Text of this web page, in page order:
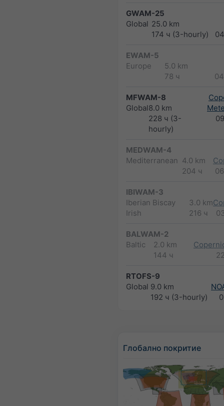
GWAM-25
Global 25.0 km
174 ч (3-hourly)
EWAM-5
Europe
5.0 km
78 ч
MFWAM-8
Global8.0 km
228 ч (3-
hourly)
MEDWAM-4
Mediterranean 4.0 km
204 ч
IBIWAM-3
Iberian Biscay
Irish
3.0 km
216 ч
BALWAM-2
Baltic
2.0 km
144 ч
RTOFS-9
Global 9.0 km
192 ч (3-hourly)
Глобално покритие